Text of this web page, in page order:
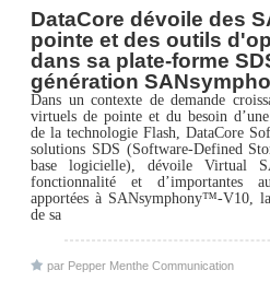
DataCore dévoile des
pointe et des outils
dans sa plate-forme
génération
Dans un contexte de demande
virtuels de pointe et du besoin
de la technologie Flash, DataCore
solutions SDS (Software-Defined
base logicielle), dévoile Virtual
fonctionnalité et d’importantes
apportées à SANsymphony™-V10,
de sa
par Pepper Menthe Communication